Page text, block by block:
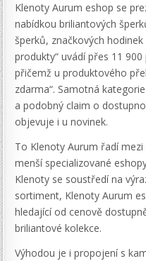
Klenoty Aurum eshop se
nabídkou briliantových
šperků, značkových hodinek
produkty“ uvádí přes 11
přičemž u produktového
zdarma“. Samotná
a podobný claim o
objevuje i u novinek.
To Klenoty Aurum řadí
menší specializované
Klenoty se soustředí na
sortiment, Klenoty Aurum
hledající od cenově
briliantové kolekce.
Výhodou je i propojení s